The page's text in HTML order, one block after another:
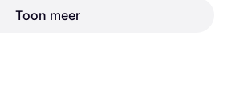
Toon meer